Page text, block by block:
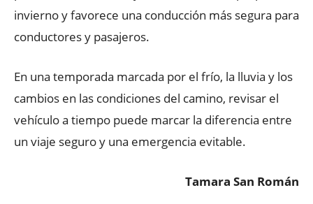
invierno y favorece una conducción más segura para
conductores y pasajeros.
En una temporada marcada por el frío, la lluvia y los
cambios en las condiciones del camino, revisar el
vehículo a tiempo puede marcar la diferencia entre
un viaje seguro y una emergencia evitable.
Tamara San Román